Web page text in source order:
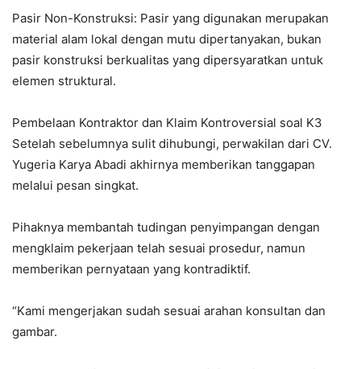
Pasir Non-Konstruksi: Pasir yang digunakan merupakan
material alam lokal dengan mutu dipertanyakan, bukan
pasir konstruksi berkualitas yang dipersyaratkan untuk
elemen struktural.
Pembelaan Kontraktor dan Klaim Kontroversial soal K3
Setelah sebelumnya sulit dihubungi, perwakilan dari CV.
Yugeria Karya Abadi akhirnya memberikan tanggapan
melalui pesan singkat.
Pihaknya membantah tudingan penyimpangan dengan
mengklaim pekerjaan telah sesuai prosedur, namun
memberikan pernyataan yang kontradiktif.
“Kami mengerjakan sudah sesuai arahan konsultan dan
gambar.